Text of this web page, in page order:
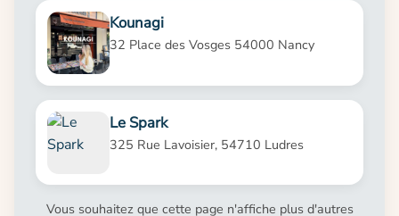
Kounagi
32 Place des Vosges 54000 Nancy
Le Spark
325 Rue Lavoisier, 54710 Ludres
Vous souhaitez que cette page n'affiche plus d'autres